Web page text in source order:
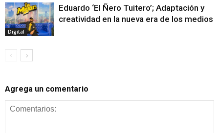
Digital
Eduardo ‘El Ñero Tuitero’; Adaptación y
creatividad en la nueva era de los medios
Agrega un comentario